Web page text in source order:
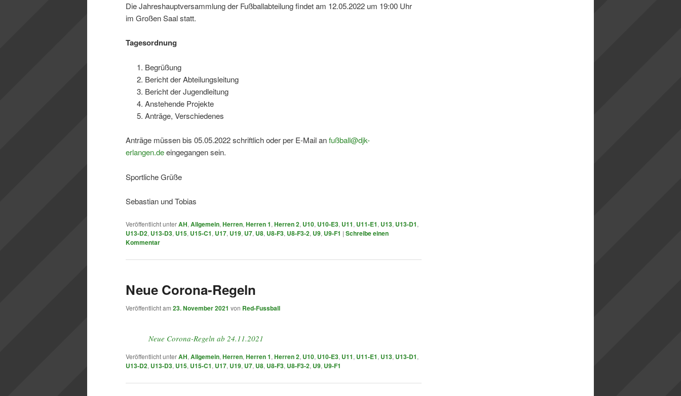
Die Jahreshauptversammlung der Fußballabteilung findet am 12.05.2022 um 19:00 Uhr
im Großen Saal statt.
Tagesordnung
Begrüßung
Bericht der Abteilungsleitung
Bericht der Jugendleitung
Anstehende Projekte
Anträge, Verschiedenes
Anträge müssen bis 05.05.2022 schriftlich oder per E-Mail anfußball@djk-
erlangen.deeingegangen sein.
Sportliche Grüße
Sebastian und Tobias
Veröffentlicht unterAH, Allgemein, Herren, Herren 1, Herren 2, U10, U10-E3, U11, U11-E1, U13, U13-D1,
U13-D2, U13-D3, U15, U15-C1, U17, U19, U7, U8, U8-F3, U8-F3-2, U9, U9-F1 | Schreibe einen
Kommentar
Neue Corona-Regeln
Veröffentlicht am 23. November 2021 von Red-Fussball
Neue Corona-Regeln ab 24.11.2021
Veröffentlicht unterAH, Allgemein, Herren, Herren 1, Herren 2, U10, U10-E3, U11, U11-E1, U13, U13-D1,
U13-D2, U13-D3, U15, U15-C1, U17, U19, U7, U8, U8-F3, U8-F3-2, U9, U9-F1